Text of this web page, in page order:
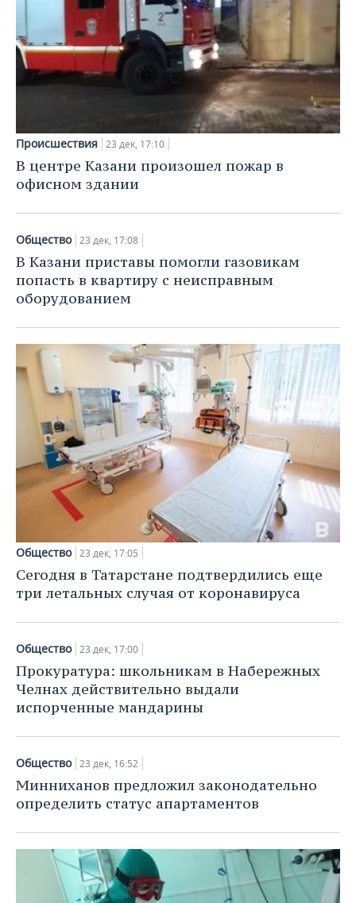
Происшествия 23 дек, 17:10
В центре Казани произошел пожар в
офисном здании
Общество 23 дек, 17:08
В Казани приставы помогли газовикам
попасть в квартиру с неисправным
оборудованием
Общество 23 дек, 17:05
Сегодня в Татарстане подтвердились еще
три летальных случая от коронавируса
Общество 23 дек, 17:00
Прокуратура: школьникам в Набережных
Челнах действительно выдали
испорченные мандарины
Общество 23 дек, 16:52
Минниханов предложил законодательно
определить статус апартаментов